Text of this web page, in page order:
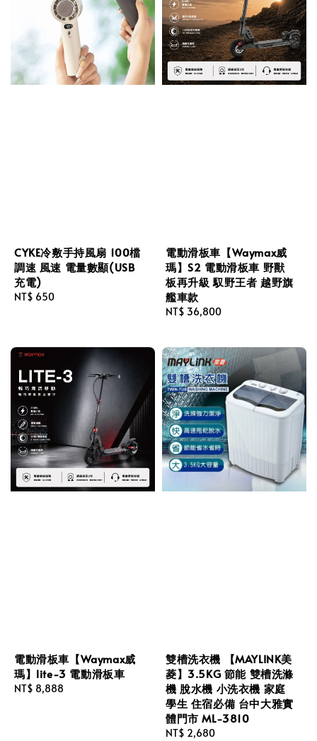
CYKE冷敷手持風扇 100檔
調速 風速 電量數顯(USB
充電)
Regular
NT$ 650
電動滑板車【Waymax威
瑪】S2 電動滑板車 野獸
板再升級 馭野王者 越野旗
艦車款
Regular
NT$ 36,800
電動滑板車【Waymax威
瑪】lite-3 電動滑板車
Regular
NT$ 8,888
雙槽洗衣機 【MAYLINK美
菱】3.5KG 節能 雙槽洗滌
機 脫水機 小洗衣機 家庭
學生 住宿必備 台中大雅實
體門市 ML-3810
Regular
NT$ 2,680